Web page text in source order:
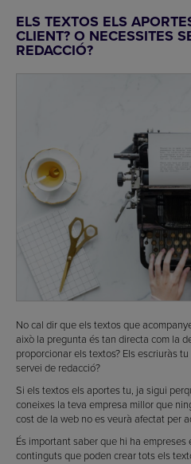
ELS TEXTOS ELS
CLIENT? O NECESSITES
REDACCIÓ?
No cal dir que els textos que
això la pregunta és tan directa com la
proporcionar els textos? Els escriuràs
servei de redacció?
Si els textos els aportes tu, ja sigui
coneixes la teva empresa millor que
cost de la web no es veurà afectat per
És important saber que hi ha
continguts que poden crear tots els